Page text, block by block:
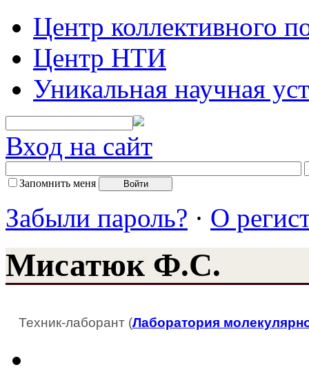
Центр коллективного
Центр НТИ
Уникальная научная
Вход на сайт
Запомнить меня
Забыли пароль? · О
Мисатюк Ф.С.
Техник-лаборант (Лаборатория